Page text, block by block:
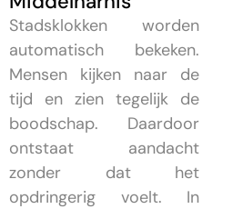
Stadsklokken worden
automatisch bekeken.
Mensen kijken naar de
tijd en zien tegelijk de
boodschap. Daardoor
ontstaat aandacht
zonder dat het
opdringerig voelt. In